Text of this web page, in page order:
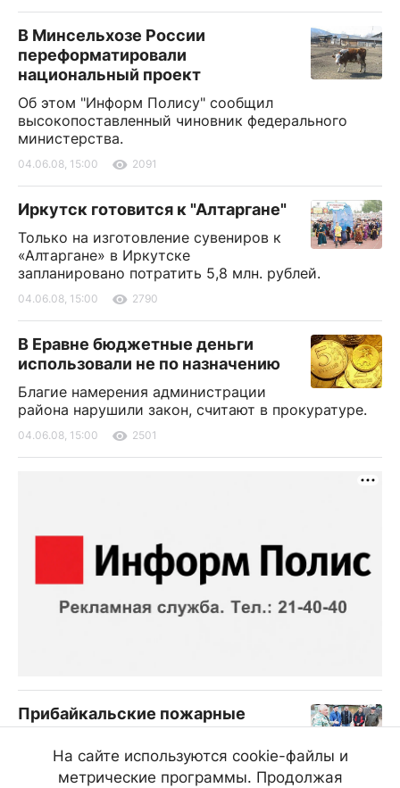
В Минсельхозе России
переформатировали
национальный проект
Об этом "Информ Полису" сообщил
высокопоставленный чиновник федерального
министерства.
04.06.08, 15:00 2091
Иркутск готовится к "Алтаргане"
Только на изготовление сувениров к
«Алтаргане» в Иркутске
запланировано потратить 5,8 млн. рублей.
04.06.08, 15:00 2790
В Еравне бюджетные деньги
использовали не по назначению
Благие намерения администрации
района нарушили закон, считают в прокуратуре.
04.06.08, 15:00 2501
Прибайкальские пожарные
увольняются из своей части
Огнеборцы утверждают, что расстались с
любимой работой из-за несносного характера
На сайте используются cookie-файлы и
метрические программы. Продолжая